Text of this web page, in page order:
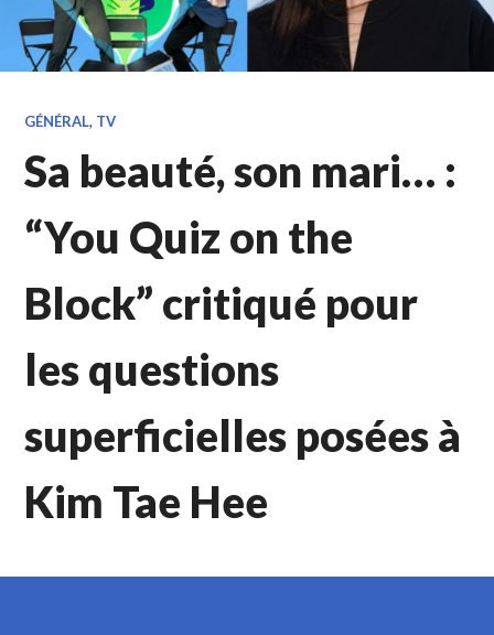
GÉNÉRAL, TV
Sa beauté, son mari… :
“You Quiz on the
Block” critiqué pour
les questions
superficielles posées à
Kim Tae Hee